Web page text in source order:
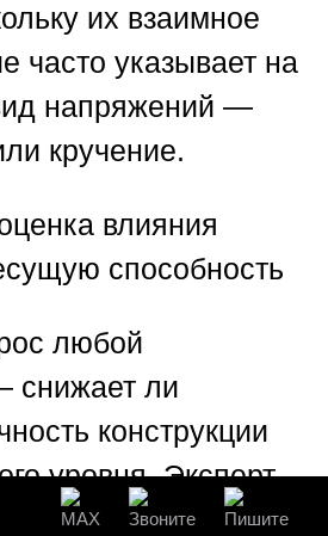
их взаимное
часто указывает на
напряжений —
кручение.
влияния
способность
любой
снижает ли
конструкции
уровня. Эксперт
остаточную